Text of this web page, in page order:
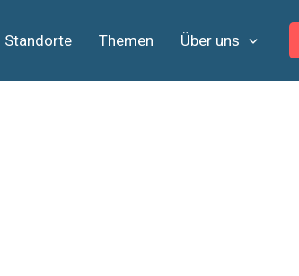
Standorte Themen Über uns